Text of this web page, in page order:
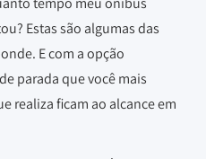
Estas são algumas das
E com a opção
parada que você mais
realiza ficam ao alcance em